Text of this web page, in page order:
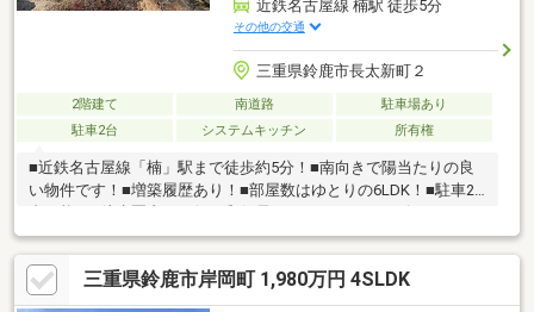
近鉄名古屋線 楠駅 徒歩5分
その他の交通
三重県鈴鹿市長太新町２
2階建て 南道路
駐車場あり
駐車2台
システムキッチン 所有権
■近鉄名古屋線「楠」駅まで徒歩約5分！■南向きで陽当たりの良
い物件です！■増築履歴あり！■部屋数はゆとりの6LDK！■駐車2
台可能！■徒歩圏内に銀行、郵便局、スーパー、コンビニありま
す！
三重県鈴鹿市岸岡町 1,980万円 4SLDK